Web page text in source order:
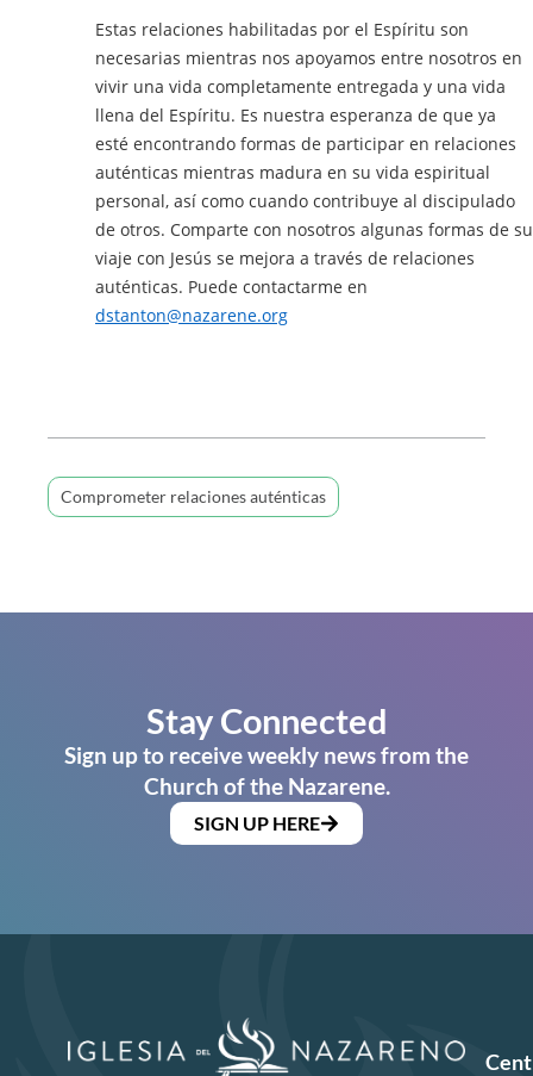
Estas relaciones habilitadas por el Espíritu son
necesarias mientras nos apoyamos entre nosotros en
vivir una vida completamente entregada y una vida
llena del Espíritu. Es nuestra esperanza de que ya
esté encontrando formas de participar en relaciones
auténticas mientras madura en su vida espiritual
personal, así como cuando contribuye al discipulado
de otros. Comparte con nosotros algunas formas de su
viaje con Jesús se mejora a través de relaciones
auténticas. Puede contactarme en
dstanton@nazarene.org
Comprometer relaciones auténticas
Stay Connected
Sign up to receive weekly news from the
Church of the Nazarene.
SIGN UP HERE